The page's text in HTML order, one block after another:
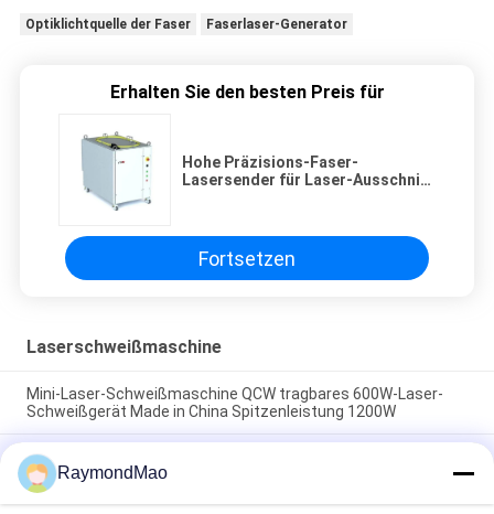
Optiklichtquelle der Faser Faserlaser-Generator
Erhalten Sie den besten Preis für
Hohe Präzisions-Faser-
Lasersender für Laser-Ausschnitt
Fortsetzen
Laserschweißmaschine
Mini-Laser-Schweißmaschine QCW tragbares 600W-Laser-
Schweißgerät Made in China Spitzenleistung 1200W
Handlaserschweißmaschine mit Luftkühlung
Faserlaserschweißmaschine für das Schweißen von
Aluminiumplatten
RaymondMao